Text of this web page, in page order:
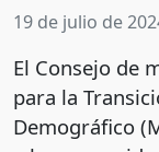
19 de julio de
El Consejo de
para la
Demográfico